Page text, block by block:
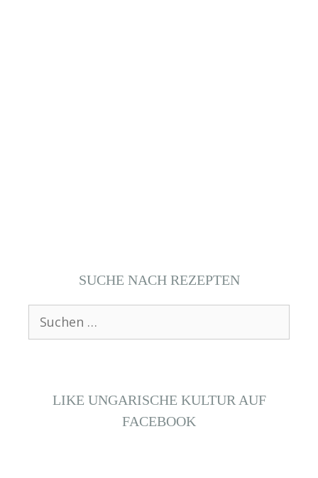
SUCHE NACH REZEPTEN
nach:
LIKE UNGARISCHE KULTUR AUF
FACEBOOK